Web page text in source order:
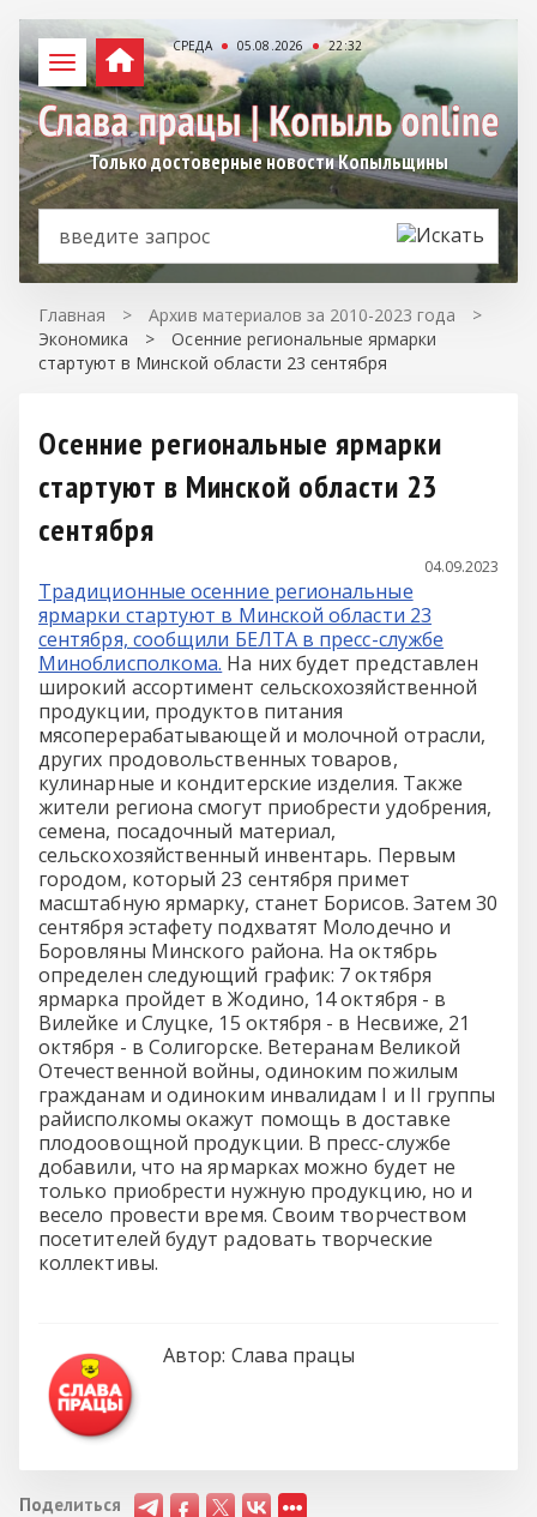
СРЕДА 05.08.2026 22:32
Только достоверные новости Копыльщины
Главная > Архив материалов за 2010-2023 года
>
Экономика
>
Осенние региональные ярмарки
стартуют в Минской области 23 сентября
Осенние региональные ярмарки
стартуют в Минской области 23
сентября
04.09.2023
Традиционные осенние региональные
ярмарки стартуют в Минской области 23
сентября, сообщили БЕЛТА в пресс-службе
Миноблисполкома. На них будет представлен
широкий ассортимент сельскохозяйственной
продукции, продуктов питания
мясоперерабатывающей и молочной отрасли,
других продовольственных товаров,
кулинарные и кондитерские изделия. Также
жители региона смогут приобрести удобрения,
семена, посадочный материал,
сельскохозяйственный инвентарь. Первым
городом, который 23 сентября примет
масштабную ярмарку, станет Борисов. Затем 30
сентября эстафету подхватят Молодечно и
Боровляны Минского района. На октябрь
определен следующий график: 7 октября
ярмарка пройдет в Жодино, 14 октября - в
Вилейке и Слуцке, 15 октября - в Несвиже, 21
октября - в Солигорске. Ветеранам Великой
Отечественной войны, одиноким пожилым
гражданам и одиноким инвалидам I и II группы
райисполкомы окажут помощь в доставке
плодоовощной продукции. В пресс-службе
добавили, что на ярмарках можно будет не
только приобрести нужную продукцию, но и
весело провести время. Своим творчеством
посетителей будут радовать творческие
коллективы.
Автор: Слава працы
Поделиться